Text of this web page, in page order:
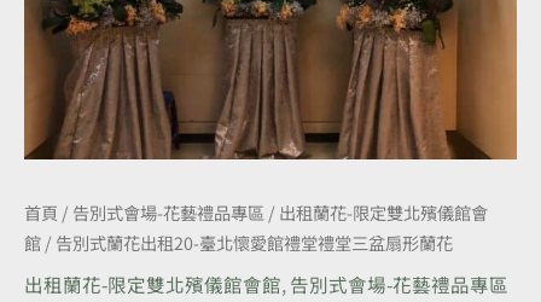
首頁 / 告別式會場-花藝禮品專區/ 出租蘭花-限定雙北殯儀館會
館/ 告別式蘭花出租20-臺北懷愛館禮堂禮堂三盆扇形蘭花
出租蘭花-限定雙北殯儀館會館, 告別式會場-花藝禮品專區
20-
館
堂
禮
堂